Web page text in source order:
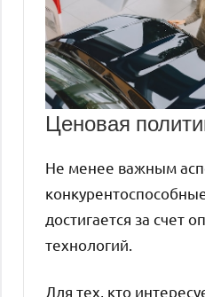
Ценовая
Не менее важным
достигается за счет
технологий.
Для тех, кто